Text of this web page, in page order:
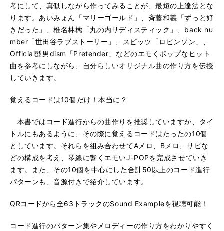
る
生
す
る
再
生
る
13. ＃9 情熱の2度下行 スパニッシュ進行
再
生
す
る
14. ＃10 不思議なディミニッシュ進行
再
生
す
15. ＃11 鉄板、安定のカノン進行
再
す
16. ＃12 オールマイティー・パワーコード
再
す
る
17. カウンター･ラインA案、B案
再
生
す
る
18. アルペジオのメロディーA案、B案
再
生
す
る
19. アルペジオの跳躍進行と順次進行
再
生
す
20. エモドリル・カラオケ
再
す
21. 音階とメロディーの不思議
再
す
22. 使う音を限定したメロディー
再
23. 明るいメロディーVS悲しいメロディー
考にして、真似しながら作ってみることが、最短の上達法とな
ります。あいみょん「マリーゴールド」、⻫藤和義「ずっと好
きだった」、椎名林檎「丸の内サディスティック」、back nu
mber「世田谷ラブストーリー」、スピッツ「ロビンソン」、
Official髭男dism「Pretender」などのエモくポップなヒット
曲を参考にしながら、自分らしいオリジナル曲の作り方を伝授
していきます。
覚えるコードは10個だけ！本当に？
本書ではコード進行からの曲作りを推奨していますが、タイ
トルにもあるように、その際に覚えるコードはたったの10個
としています。それらを組み合わせてAメロ、Bメロ、サビな
どの構成を考え、琴線に響くエモいJ-POPを完成させていき
ます。また、その10個を中心にした合計50以上のコード進行
パターンも、音源付きで紹介しています。
QRコードから全63トラックのSound Exampleを視聴可能！
コード進行のパターン集やメロディーの作り方をわかりやすく